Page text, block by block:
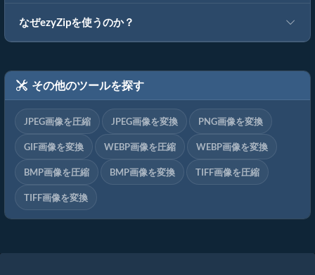
なぜezyZipを使うのか？
その他のツールを探す
JPEG画像を圧縮 JPEG画像を変換 PNG画像を変換
GIF画像を変換 WEBP画像を圧縮 WEBP画像を変換
BMP画像を圧縮 BMP画像を変換 TIFF画像を圧縮
TIFF画像を変換